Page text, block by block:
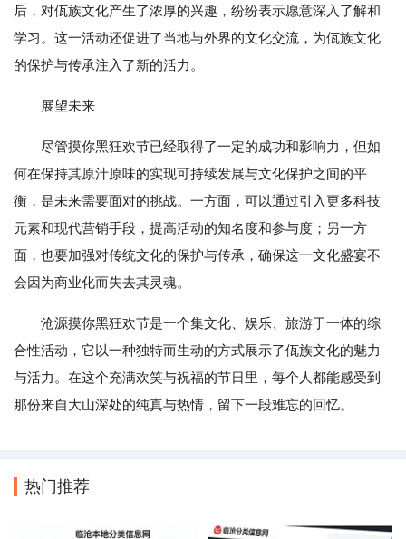
后，对佤族文化产生了浓厚的兴趣，纷纷表示愿意深入了解和
学习。这一活动还促进了当地与外界的文化交流，为佤族文化
的保护与传承注入了新的活力。
展望未来
尽管摸你黑狂欢节已经取得了一定的成功和影响力，但如
何在保持其原汁原味的实现可持续发展与文化保护之间的平
衡，是未来需要面对的挑战。一方面，可以通过引入更多科技
元素和现代营销手段，提高活动的知名度和参与度；另一方
面，也要加强对传统文化的保护与传承，确保这一文化盛宴不
会因为商业化而失去其灵魂。
沧源摸你黑狂欢节是一个集文化、娱乐、旅游于一体的综
合性活动，它以一种独特而生动的方式展示了佤族文化的魅力
与活力。在这个充满欢笑与祝福的节日里，每个人都能感受到
那份来自大山深处的纯真与热情，留下一段难忘的回忆。
热门推荐